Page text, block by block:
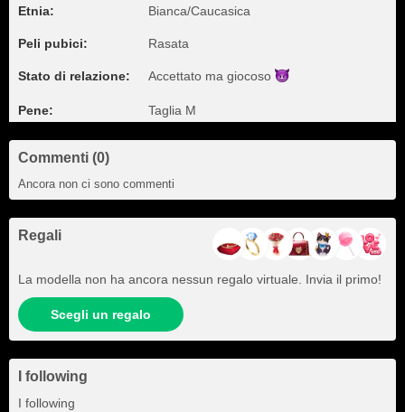
Etnia: Bianca/Caucasica
Peli pubici: Rasata
Stato di relazione: Accettato ma giocoso
Pene: Taglia M
Commenti (0)
Ancora non ci sono commenti
Regali
La modella non ha ancora nessun regalo virtuale. Invia il primo!
Scegli un regalo
I following
I following